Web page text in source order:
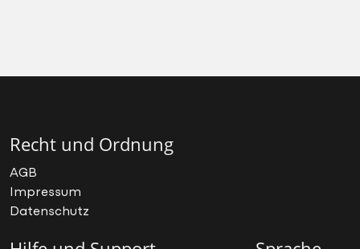
Recht und Ordnung
AGB
Impressum
Datenschutz